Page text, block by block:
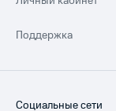
Поддержка
Социальные сети